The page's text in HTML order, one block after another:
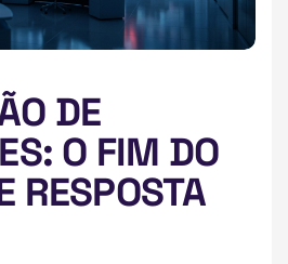
DE
O FIM DO
RESPOSTA